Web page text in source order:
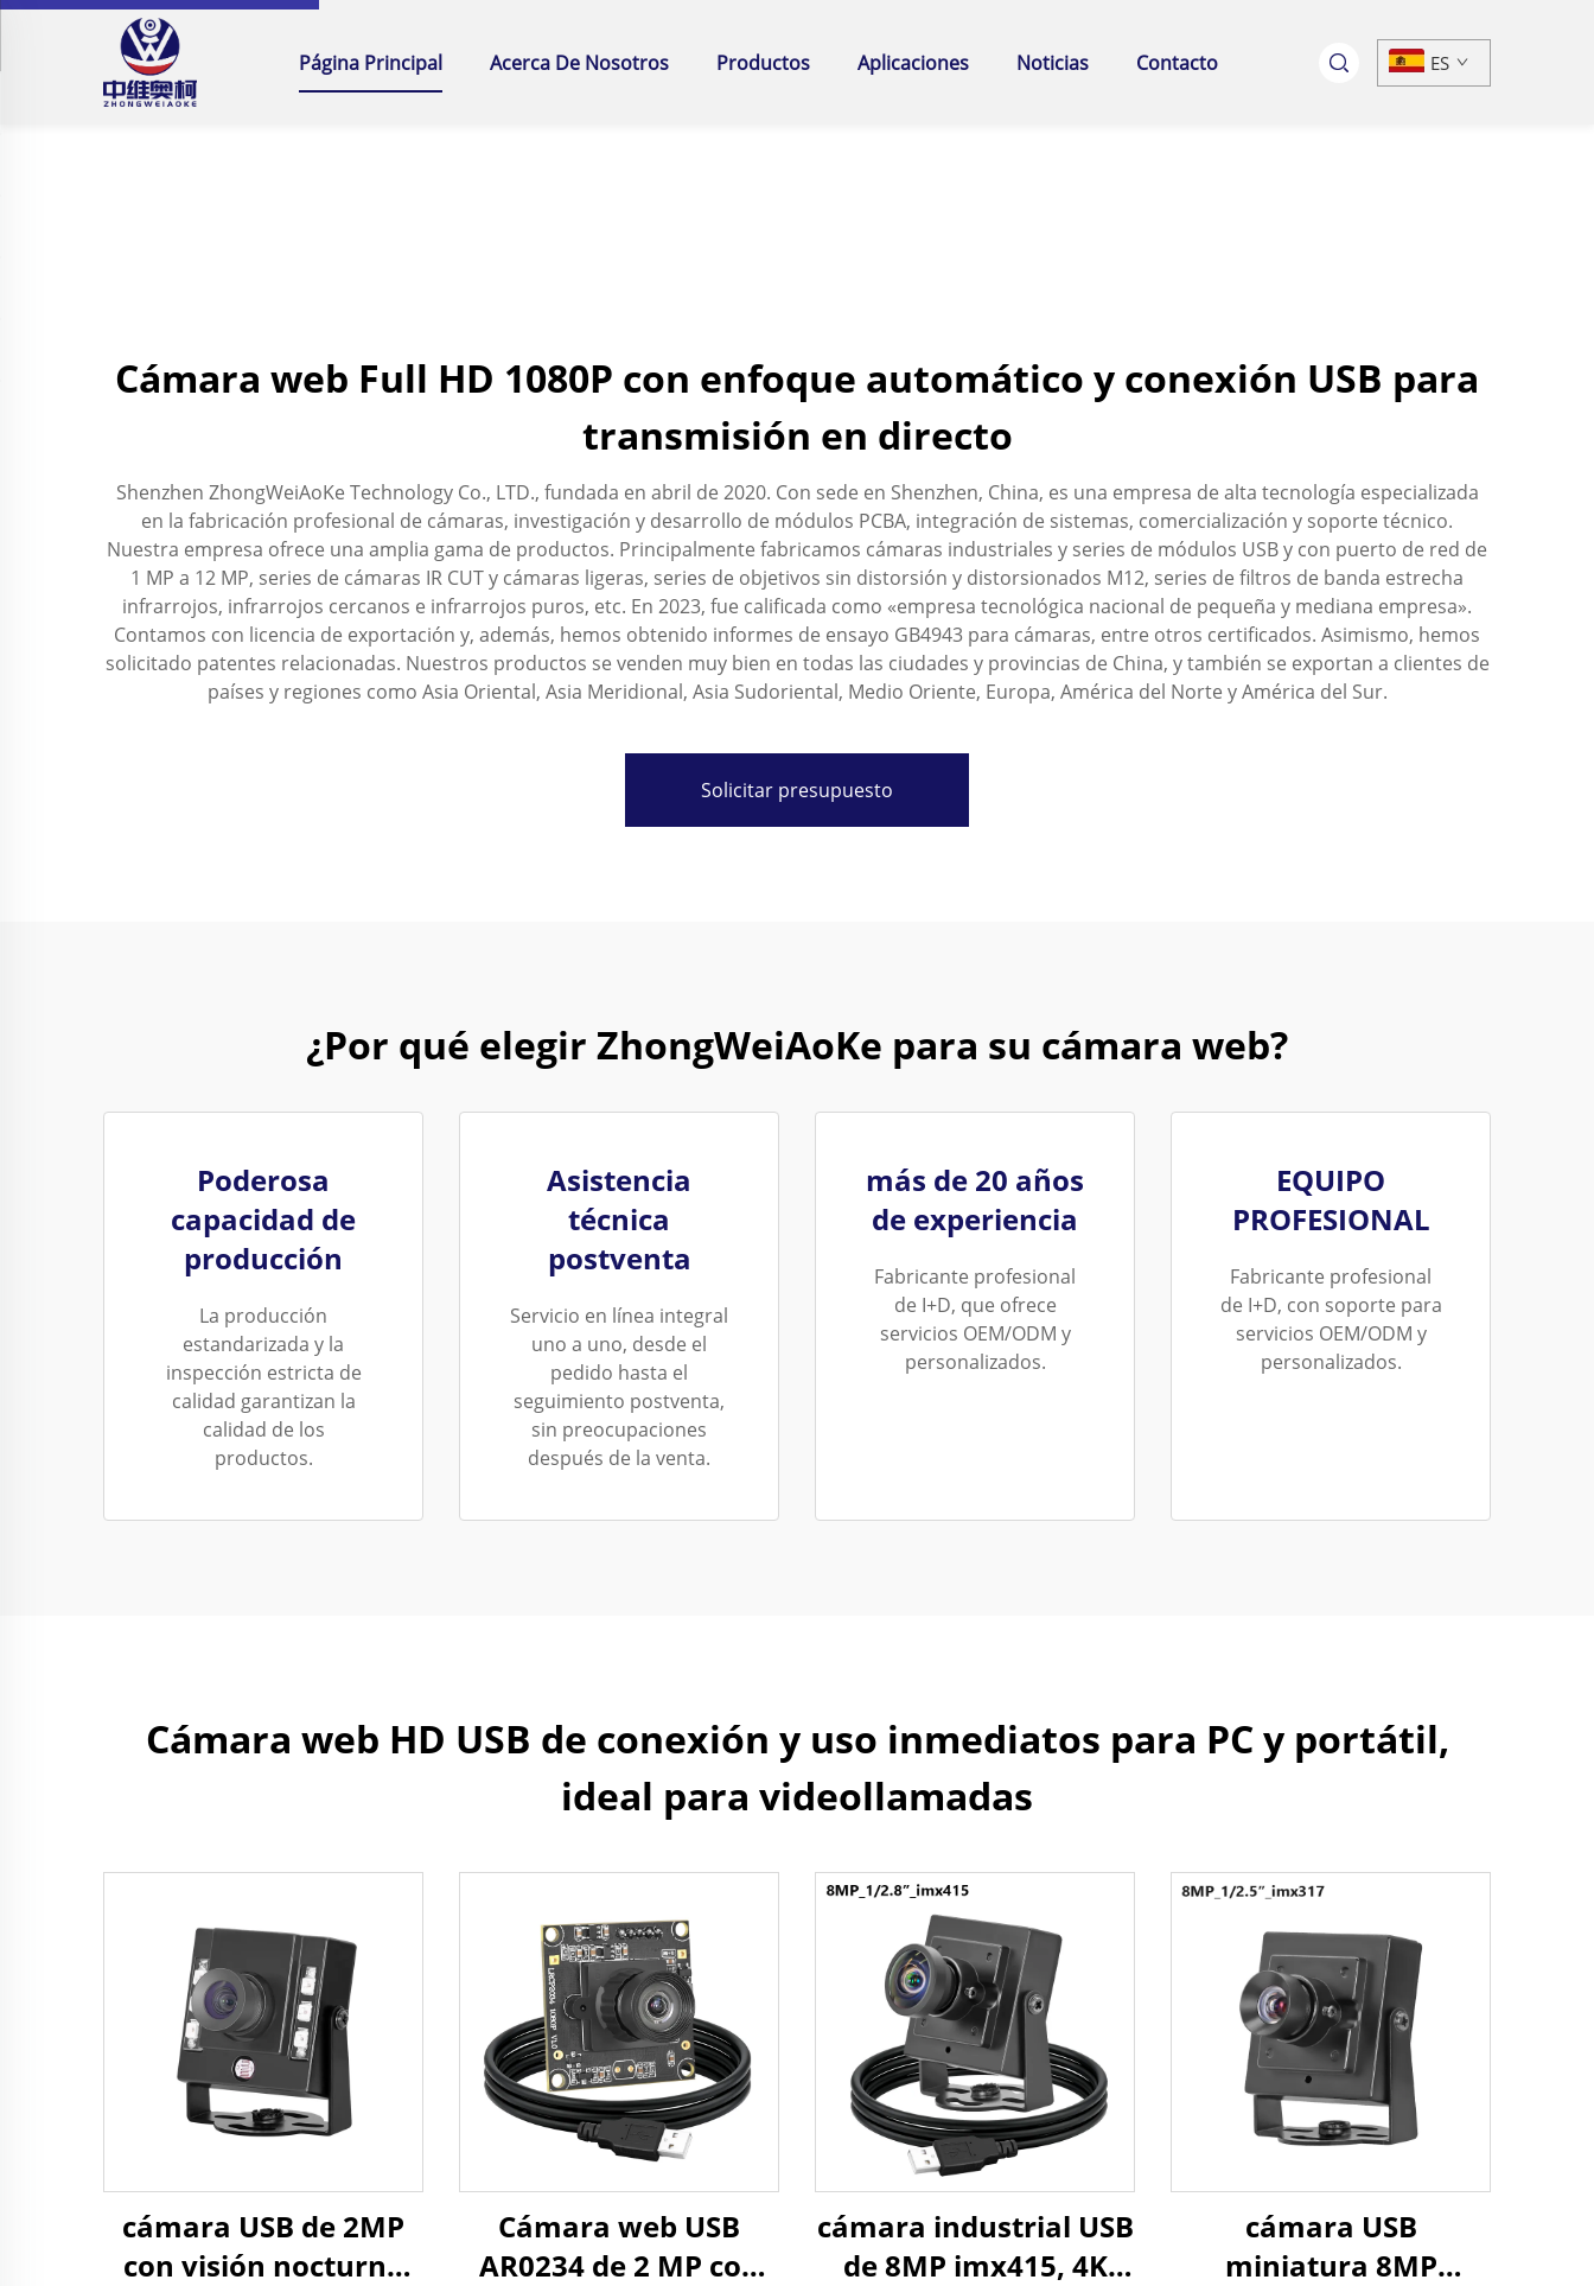
Página Principal Acerca De Nosotros Productos Aplicaciones Noticias Contacto ES
Cámara web Full HD 1080P con enfoque automático y conexión USB para
transmisión en directo
Shenzhen ZhongWeiAoKe Technology Co., LTD., fundada en abril de 2020. Con sede en Shenzhen, China, es una empresa de alta tecnología especializada
en la fabricación profesional de cámaras, investigación y desarrollo de módulos PCBA, integración de sistemas, comercialización y soporte técnico.
Nuestra empresa ofrece una amplia gama de productos. Principalmente fabricamos cámaras industriales y series de módulos USB y con puerto de red de
1 MP a 12 MP, series de cámaras IR CUT y cámaras ligeras, series de objetivos sin distorsión y distorsionados M12, series de filtros de banda estrecha
infrarrojos, infrarrojos cercanos e infrarrojos puros, etc. En 2023, fue calificada como «empresa tecnológica nacional de pequeña y mediana empresa».
Contamos con licencia de exportación y, además, hemos obtenido informes de ensayo GB4943 para cámaras, entre otros certificados. Asimismo, hemos
solicitado patentes relacionadas. Nuestros productos se venden muy bien en todas las ciudades y provincias de China, y también se exportan a clientes de
países y regiones como Asia Oriental, Asia Meridional, Asia Sudoriental, Medio Oriente, Europa, América del Norte y América del Sur.
Solicitar presupuesto
¿Por qué elegir ZhongWeiAoKe para su cámara web?
Poderosa
capacidad de
producción
La producción
estandarizada y la
inspección estricta de
calidad garantizan la
calidad de los
productos.
Asistencia
técnica
postventa
Servicio en línea integral
uno a uno, desde el
pedido hasta el
seguimiento postventa,
sin preocupaciones
después de la venta.
más de 20 años
de experiencia
Fabricante profesional
de I+D, que ofrece
servicios OEM/ODM y
personalizados.
EQUIPO
PROFESIONAL
Fabricante profesional
de I+D, con soporte para
servicios OEM/ODM y
personalizados.
Cámara web HD USB de conexión y uso inmediatos para PC y portátil,
ideal para videollamadas
cámara USB de 2MP
con visión nocturna
Cámara web USB
AR0234 de 2 MP con
cámara industrial USB
de 8MP imx415, 4K
cámara USB
miniatura 8MP